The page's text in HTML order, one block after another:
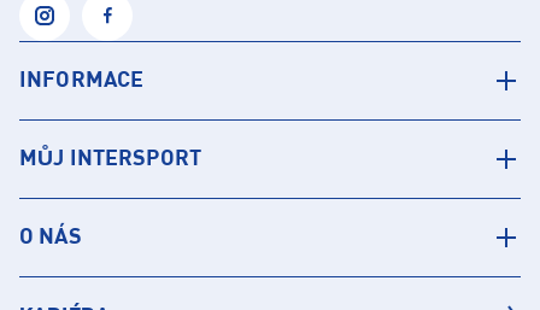
INFORMACE
MŮJ INTERSPORT
O NÁS